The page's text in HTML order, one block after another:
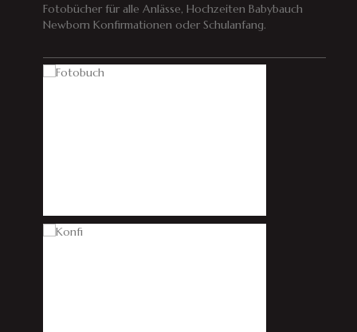
Fotobücher für alle Anlässe, Hochzeiten Babybauch
Newborn Konfirmationen oder Schulanfang.